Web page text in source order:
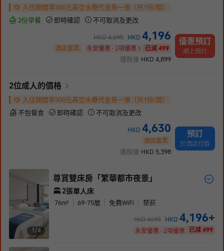
入住期間享500元高空水療代金券一張（共1份/間）
2份早餐
即時確認 不可取消及更改
HKD4,695 HKD 4,196
永安優惠 · 2項優惠 已減 499
酒店套票
連稅後 HKD 4,899
優惠預訂
網上預付
2位成人 的價格
入住期間享500元高空水療代金券一張（共1份/間）
不包餐食
即時確認 不可取消及更改
HKD 4,630
酒店套票
連稅後 HKD 5,398
預訂
於酒店付款
1/4
尊賞雙床房「繁華都市夜景」
2張單人床
76m² 69-75層 免費WiFi 禁菸
HKD4695 HKD 4,196+
永安優惠 · 2項優惠 已減 499